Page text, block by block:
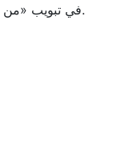
في تبويب «من جميع الجوانب» ارفع صور المجسم من زوايا مختلفة ليفهم الذكاء الاصطناعي هندسته بشكل أفضل.